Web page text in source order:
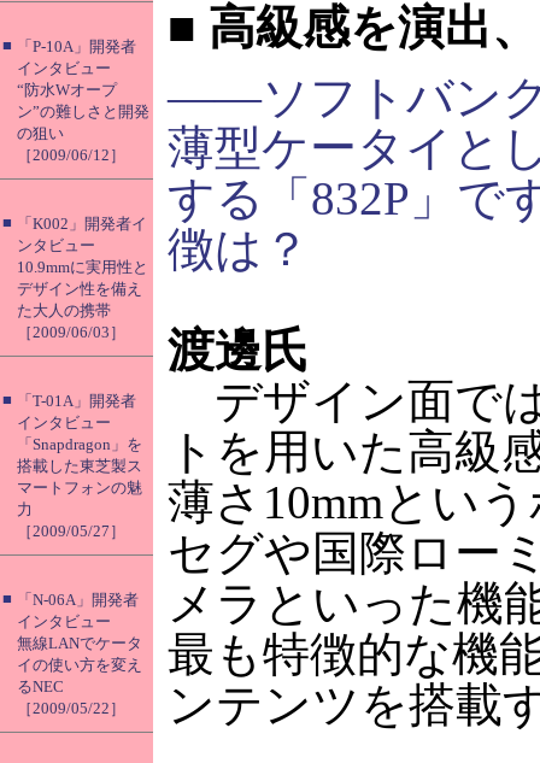
■
「P-10A」開発者
インタビュー
“防水Wオープ
ン”の難しさと開発
の狙い
［2009/06/12］
■
「K002」開発者イ
ンタビュー
10.9mmに実用性と
デザイン性を備え
た大人の携帯
［2009/06/03］
■
「T-01A」開発者
インタビュー
「Snapdragon」を
搭載した東芝製ス
マートフォンの魅
力
［2009/05/27］
■
「N-06A」開発者
インタビュー
無線LANでケータ
イの使い方を変え
るNEC
［2009/05/22］
■ 高級感を演出
――ソフトバン
薄型ケータイと
する「832P」で
徴は？
渡邊氏
デザイン面で
トを用いた高級
薄さ10mmとい
セグや国際ロー
メラといった機
最も特徴的な機
ンテンツを搭載